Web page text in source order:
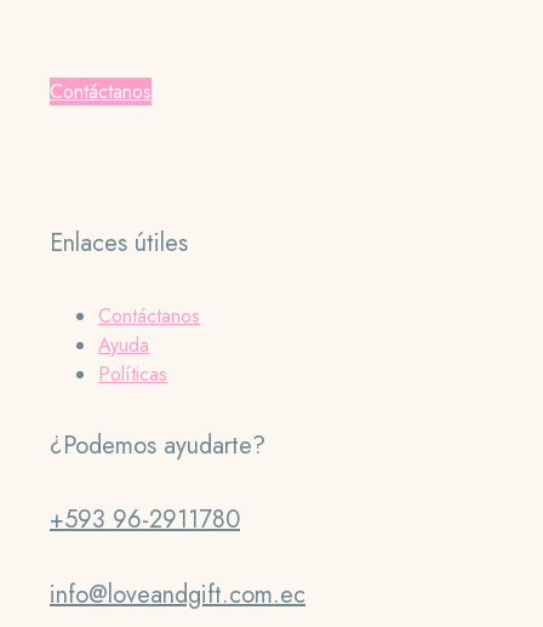
Contáctanos
Enlaces útiles
Contáctanos
Ayuda
Políticas
¿Podemos ayudarte?
+593 96-2911780
info@loveandgift.com.ec